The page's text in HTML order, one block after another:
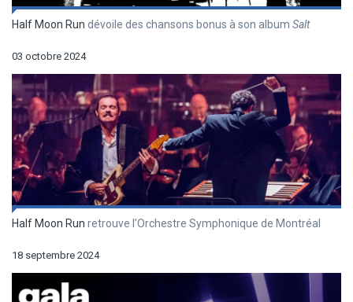
Half Moon Run dévoile des chansons bonus à son album Salt
03 octobre 2024
Half Moon Run retrouve l’Orchestre Symphonique de Montréal
18 septembre 2024